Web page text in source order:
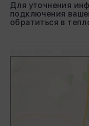
Для уточнения
подключения
обратиться в